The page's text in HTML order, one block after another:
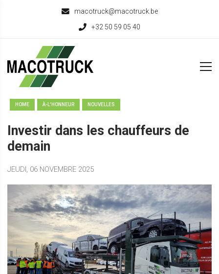
macotruck@macotruck.be
+32 50 59 05 40
HOME À-L'HONNEUR NOUVELLES
Investir dans les chauffeurs de
demain
JEUDI, 06 NOVEMBRE 2025